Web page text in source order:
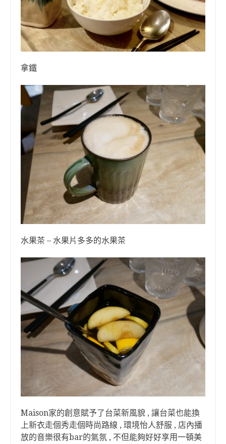
拿鐵
水果茶 – 水果片多多的水果茶
Maison家的創意賦予了台菜新風貌 , 讓台菜也能換
上新衣走個秀走個時尚路線 , 環境怡人舒服 , 店內播
放的音樂很有bar的氣氛 , 不但能夠好好享用一頓美